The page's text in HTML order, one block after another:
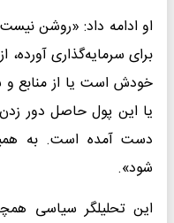
او ادامه داد: «روشن
برای سرمایه‌گذاری
خودش است یا از منابع و
یا این پول حاصل دور
دست آمده است. به
شود».
این تحلیلگر سیاسی